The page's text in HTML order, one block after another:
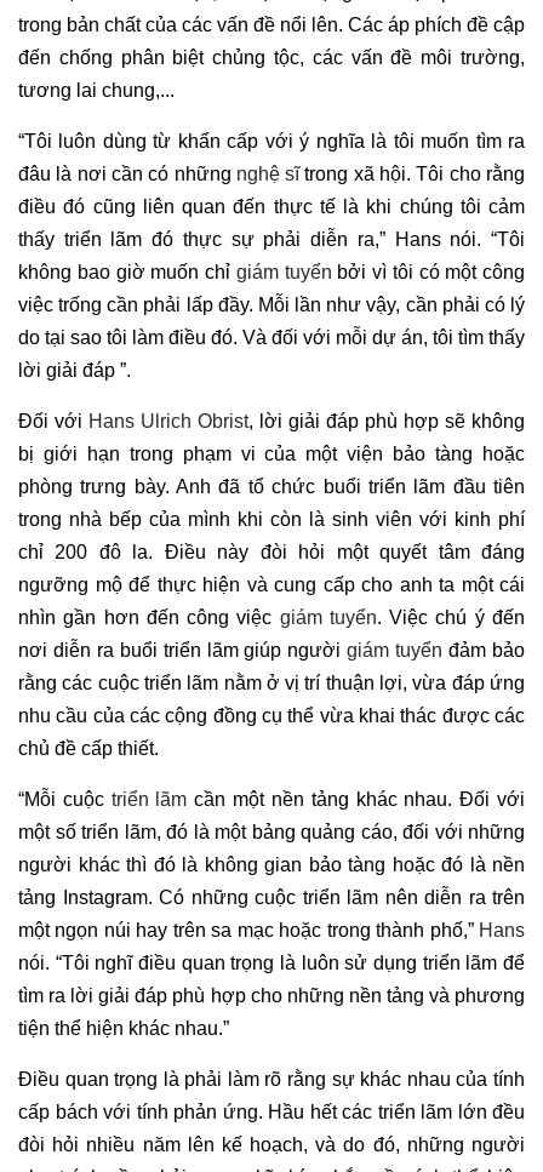
trong bản chất của các vấn đề nổi lên. Các áp phích đề cập
đến chống phân biệt chủng tộc, các vấn đề môi trường,
tương lai chung,...
“Tôi luôn dùng từ khẩn cấp với ý nghĩa là tôi muốn tìm ra
đâu là nơi cần có những nghệ sĩtrong xã hội. Tôi cho rằng
điều đó cũng liên quan đến thực tế là khi chúng tôi cảm
thấy triển lãm đó thực sự phải diễn ra,” Hans nói. “Tôi
không bao giờ muốn chỉ giám tuyển bởi vì tôi có một công
việc trống cần phải lấp đầy. Mỗi lần như vậy, cần phải có lý
do tại sao tôi làm điều đó. Và đối với mỗi dự án, tôi tìm thấy
lời giải đáp ”.
Đối với Hans Ulrich Obrist, lời giải đáp phù hợp sẽ không
bị giới hạn trong phạm vi của một viện bảo tàng hoặc
phòng trưng bày. Anh đã tổ chức buổi triển lãm đầu tiên
trong nhà bếp của mình khi còn là sinh viên với kinh phí
chỉ 200 đô la. Điều này đòi hỏi một quyết tâm đáng
ngưỡng mộ để thực hiện và cung cấp cho anh ta một cái
nhìn gần hơn đến công việc giám tuyển. Việc chú ý đến
nơi diễn ra buổi triển lãm giúp ngườigiám tuyển đảm bảo
rằng các cuộc triển lãm nằm ở vị trí thuận lợi, vừa đáp ứng
nhu cầu của các cộng đồng cụ thể vừa khai thác được các
chủ đề cấp thiết.
“Mỗi cuộc triển lãm cần một nền tảng khác nhau. Đối với
một số triển lãm, đó là một bảng quảng cáo, đối với những
người khác thì đó là không gian bảo tàng hoặc đó là nền
tảng Instagram. Có những cuộc triển lãm nên diễn ra trên
một ngọn núi hay trên sa mạc hoặc trong thành phố,” Hans
nói. “Tôi nghĩ điều quan trọng là luôn sử dụng triển lãm để
tìm ra lời giải đáp phù hợp cho những nền tảng và phương
tiện thể hiện khác nhau.”
Điều quan trọng là phải làm rõ rằng sự khác nhau của tính
cấp bách với tính phản ứng. Hầu hết các triển lãm lớn đều
đòi hỏi nhiều năm lên kế hoạch, và do đó, những người